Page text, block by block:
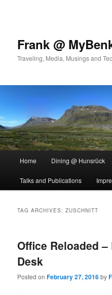
Frank @
Traveling, Media, Musings and
Home Dining @ Hunsrück
Talks and Publications
TAG ARCHIVES:ZUSCHNITT
Office Reloaded
Desk
Posted onFebruary 27, 2016by